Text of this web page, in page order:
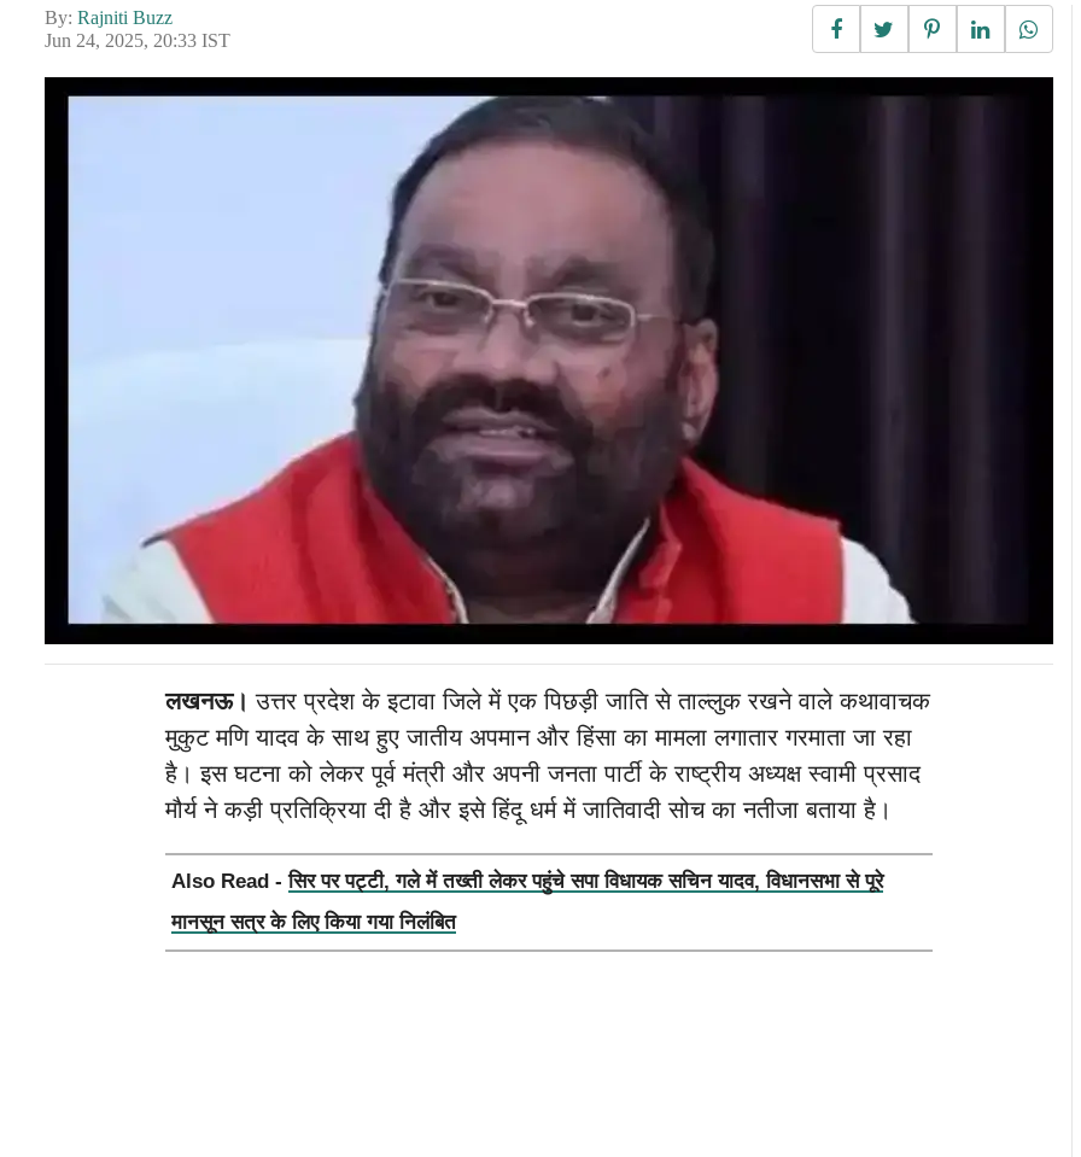
By: Rajniti Buzz
Jun 24, 2025, 20:33 IST
लखनऊ।उत्तर प्रदेश के इटावा जिले में एक पिछड़ी जाति से ताल्लुक रखने वाले कथावाचक
मुकुट मणि यादव के साथ हुए जातीय अपमान और हिंसा का मामला लगातार गरमाता जा रहा
है। इस घटना को लेकर पूर्व मंत्री और अपनी जनता पार्टी के राष्ट्रीय अध्यक्ष स्वामी प्रसाद
मौर्य ने कड़ी प्रतिक्रिया दी है और इसे हिंदू धर्म में जातिवादी सोच का नतीजा बताया है।
Also Read -सिर पर पट्टी, गले में तख्ती लेकर पहुंचे सपा विधायक सचिन यादव, विधानसभा से पूरे
मानसून सत्र के लिए किया गया निलंबित